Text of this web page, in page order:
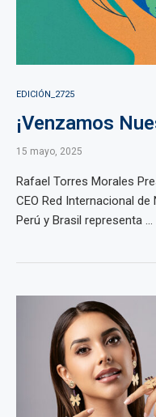
EDICIÓN_2725
¡Venzamos
15 mayo, 2025
Rafael Torres Morales
CEO Red Internacional
Perú y Brasil representa ...